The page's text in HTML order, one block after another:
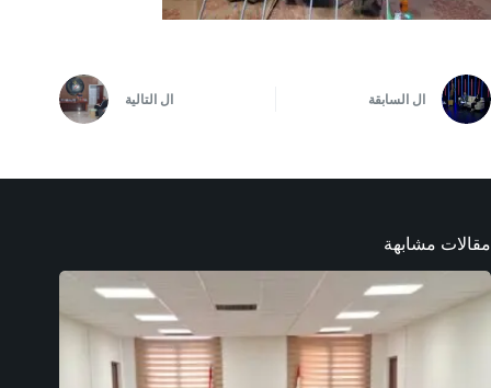
ال السابقة ال التالية
مقالات مشابهة